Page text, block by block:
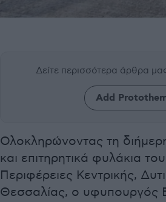
Δείτε περισσότερα άρθρα
Add
Ολοκληρώνοντας τη
και επιτηρητικά φυλάκια
Περιφέρειες Κεντρικής,
Θεσσαλίας, ο υφυπουργός